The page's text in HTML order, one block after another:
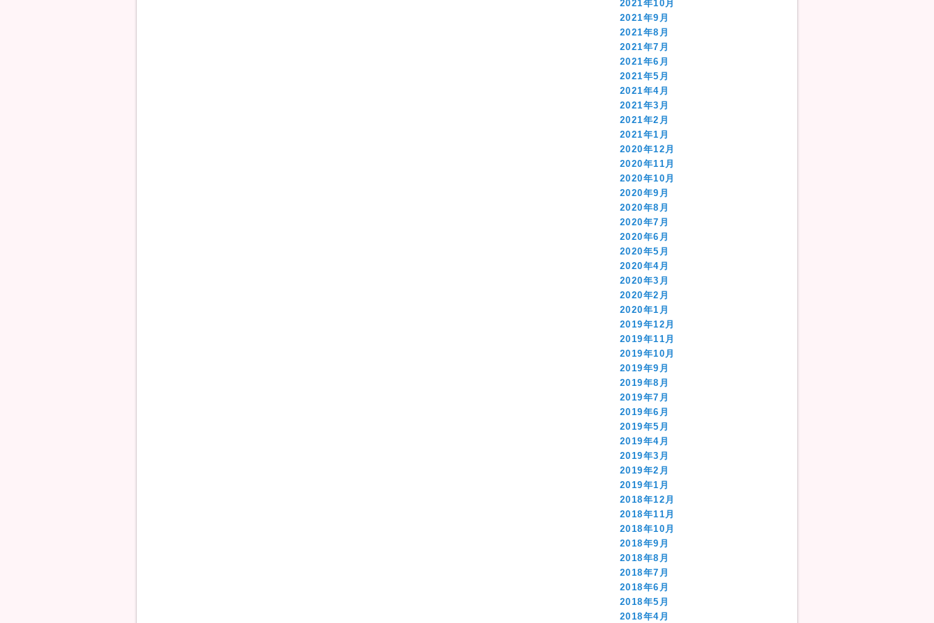
2021年10月
2021年9月
2021年8月
2021年7月
2021年6月
2021年5月
2021年4月
2021年3月
2021年2月
2021年1月
2020年12月
2020年11月
2020年10月
2020年9月
2020年8月
2020年7月
2020年6月
2020年5月
2020年4月
2020年3月
2020年2月
2020年1月
2019年12月
2019年11月
2019年10月
2019年9月
2019年8月
2019年7月
2019年6月
2019年5月
2019年4月
2019年3月
2019年2月
2019年1月
2018年12月
2018年11月
2018年10月
2018年9月
2018年8月
2018年7月
2018年6月
2018年5月
2018年4月